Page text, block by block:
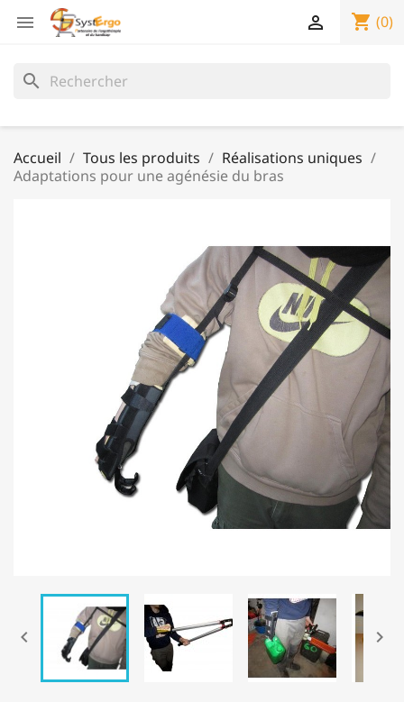
 shopping_cart (0)

search
Accueil Tous les produits
Réalisations uniques
Adaptations pour une agénésie du bras
 